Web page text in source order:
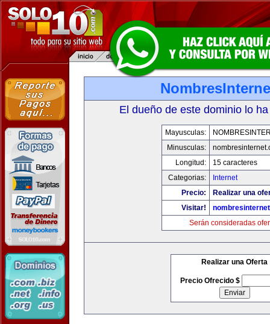
El dueño de este dominio lo
Mayusculas:
Minusculas:
Longitud:
15 caracteres
Categorias:
Internet
Precio:
Realizar una
Visitar!
Serán consideradas
Realizar una Oferta
Precio Ofrecido $